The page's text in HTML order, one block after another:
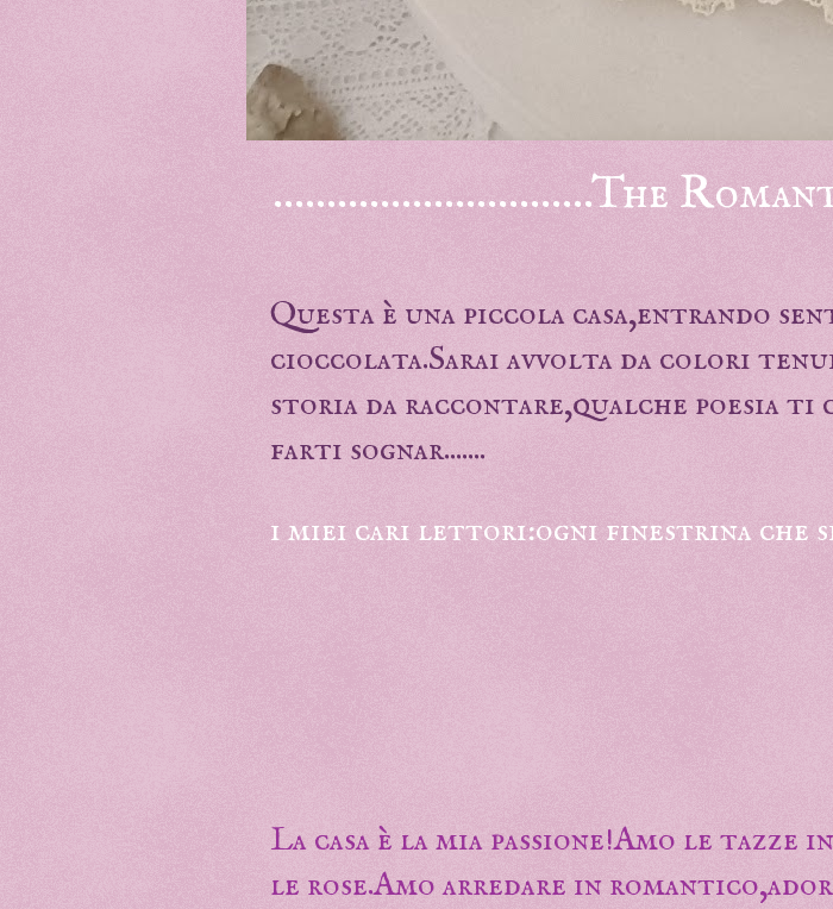
..............................The
Questa è una piccola casa,entrando
cioccolata.Sarai avvolta da colori
storia da raccontare,qualche poesia ti
farti sognar.......
i miei cari lettori:ogni finestrina che si
La casa è la mia passione!Amo le
le rose.Amo arredare in